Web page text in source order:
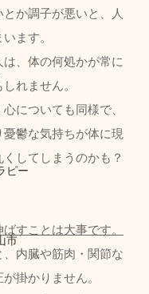
ピー
市
か調子が悪いと、人
ます。
、体の何処かが常に
れません。
についても同様で、
鬱な気持ちが体に現
してしまうのかも？
すことは大事です。
内臓や筋肉・関節な
掛かりません。